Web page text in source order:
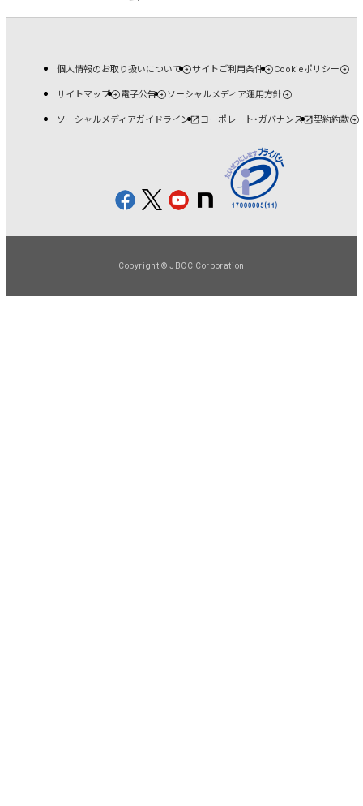
個人情報のお取り扱いについて サイトご利用条件 Cookieポリシー
サイトマップ 電子公告 ソーシャルメディア運用方針
ソーシャルメディアガイドライン コーポレート・ガバナンス 契約約款
Copyright © JBCC Corporation